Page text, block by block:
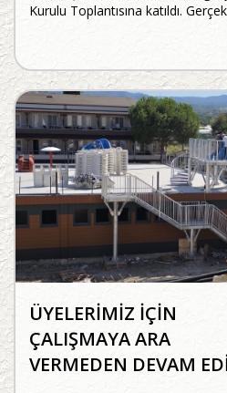
Kurulu Toplantısına katıldı.
ÜYELERİMİZ İÇİN
ÇALIŞMAYA ARA
VERMEDEN DEVAM